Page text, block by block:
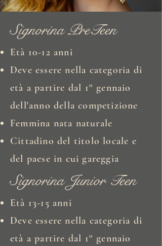
Signorina PreTeen
Età 10-12 anni
Deve essere nella categoria di
età a partire dal 1° gennaio
dell'anno della competizione
Femmina nata naturale
Cittadino del titolo locale e
del paese in cui gareggia
Signorina Junior Teen
Età 13-15 anni
Deve essere nella categoria di
età a partire dal 1° gennaio